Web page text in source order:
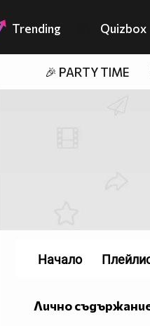
Trending Quizbox
🎉 PARTY TIME
Лично
Начало